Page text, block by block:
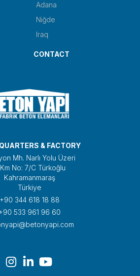
Adana
Niğde
Iraq
CONTACT
& FACTORY
Mh. Narlı Yolu Üzeri
Km No: 7/C Türkoğlu
Kahramanmaraş
Türkiye
+90 344 618 18 88
533 961 96 60